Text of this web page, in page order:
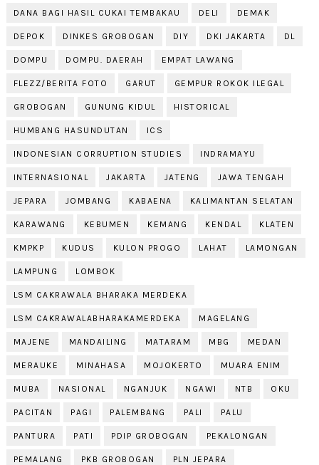
DANA BAGI HASIL CUKAI TEMBAKAU DELI DEMAK
DEPOK DINKES GROBOGAN DIY DKI JAKARTA DL
DOMPU DOMPU. DAERAH EMPAT LAWANG
FLEZZ/BERITA FOTO GARUT GEMPUR ROKOK ILEGAL
GROBOGAN GUNUNG KIDUL HISTORICAL
HUMBANG HASUNDUTAN ICS
INDONESIAN CORRUPTION STUDIES INDRAMAYU
INTERNASIONAL JAKARTA JATENG JAWA TENGAH
JEPARA JOMBANG KABAENA KALIMANTAN SELATAN
KARAWANG KEBUMEN KEMANG KENDAL KLATEN
KMPKP KUDUS KULON PROGO LAHAT LAMONGAN
LAMPUNG LOMBOK
LSM CAKRAWALA BHARAKA MERDEKA
LSM CAKRAWALABHARAKAMERDEKA MAGELANG
MAJENE MANDAILING MATARAM MBG MEDAN
MERAUKE MINAHASA MOJOKERTO MUARA ENIM
MUBA NASIONAL NGANJUK NGAWI NTB OKU
PACITAN PAGI PALEMBANG PALI PALU
PANTURA PATI PDIP GROBOGAN PEKALONGAN
PEMALANG PKB GROBOGAN PLN JEPARA